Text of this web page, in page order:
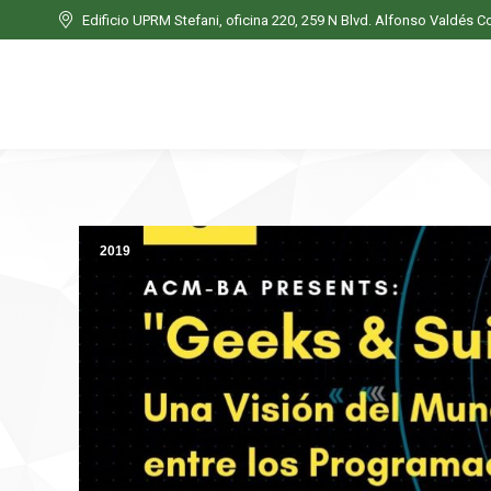
Edificio UPRM Stefani, oficina 220, 259 N Blvd. Alfonso Valdés
2019
Edificio UPRM Stefani, oficina 220, 259 N Blvd. Alfonso Valdés